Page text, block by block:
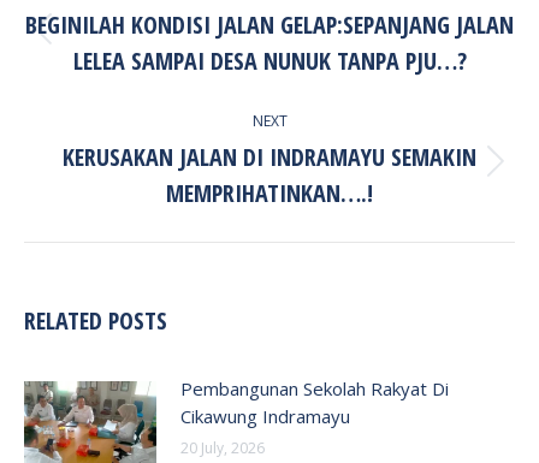
Previous
post:
BEGINILAH KONDISI JALAN GELAP:SEPANJANG JALAN
LELEA SAMPAI DESA NUNUK TANPA PJU…?
NEXT
Next
post:
KERUSAKAN JALAN DI INDRAMAYU SEMAKIN
MEMPRIHATINKAN….!
RELATED POSTS
Pembangunan Sekolah Rakyat Di
Cikawung Indramayu
20 July, 2026